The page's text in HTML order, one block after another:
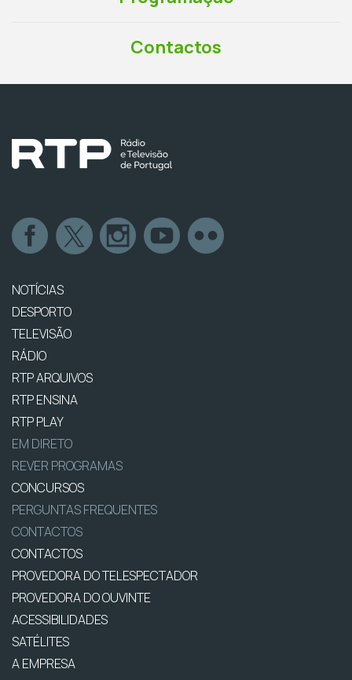
Contactos
NOTÍCIAS
DESPORTO
TELEVISÃO
RÁDIO
RTP ARQUIVOS
RTP ENSINA
RTP PLAY
EM DIRETO
REVER PROGRAMAS
CONCURSOS
PERGUNTAS FREQUENTES
CONTACTOS
CONTACTOS
PROVEDORA DO TELESPECTADOR
PROVEDORA DO OUVINTE
ACESSIBILIDADES
SATÉLITES
A EMPRESA